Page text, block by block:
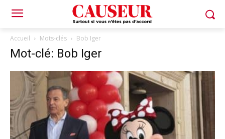
Accueil Mots-clés Bob Iger
Mot-clé: Bob Iger